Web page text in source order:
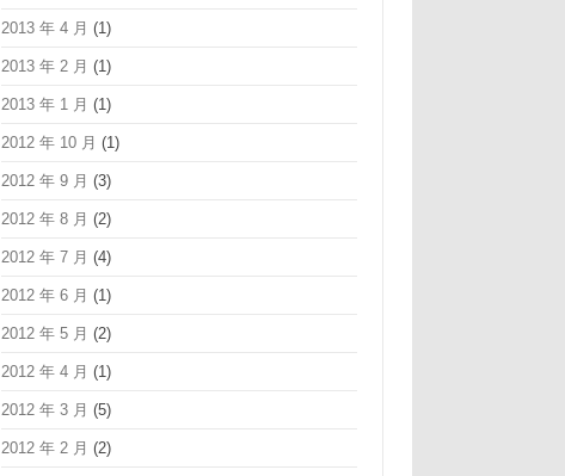
2013 年 4 月 (1)
2013 年 2 月 (1)
2013 年 1 月 (1)
2012 年 10 月 (1)
2012 年 9 月 (3)
2012 年 8 月 (2)
2012 年 7 月 (4)
2012 年 6 月 (1)
2012 年 5 月 (2)
2012 年 4 月 (1)
2012 年 3 月 (5)
2012 年 2 月 (2)